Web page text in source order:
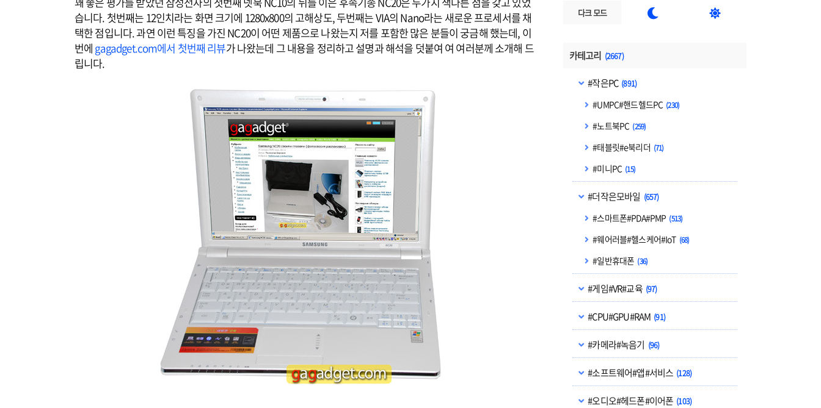
다크 모드  
카테고리 (2667)
#작은PC (891)
#UMPC#핸드헬드PC (230)
#노트북PC (259)
#태블릿#e북리더 (71)
#미니PC (15)
#더작은모바일 (657)
#스마트폰#PDA#PMP (513)
#웨어러블#헬스케어#IoT (68)
#일반휴대폰 (36)
#게임#VR#교육 (97)
#CPU#GPU#RAM (91)
#카메라#녹음기 (96)
#소프트웨어#앱#서비스 (128)
#오디오#헤드폰#이어폰 (103)
습니다. 첫번째는 12인치라는 화면 크기에 1280x800의 고해상도, 두번째는 VIA의 Nano라는 새로운 프로세서를 채
택한 점입니다. 과연 이런 특징을 가진 NC20이 어떤 제품으로 나왔는지 저를 포함한 많은 분들이 궁금해 했는데, 이
번에 gagadget.com에서 첫번째 리뷰가 나왔는데 그 내용을 정리하고 설명과 해석을 덧붙여 여 여러분께 소개해 드
립니다.